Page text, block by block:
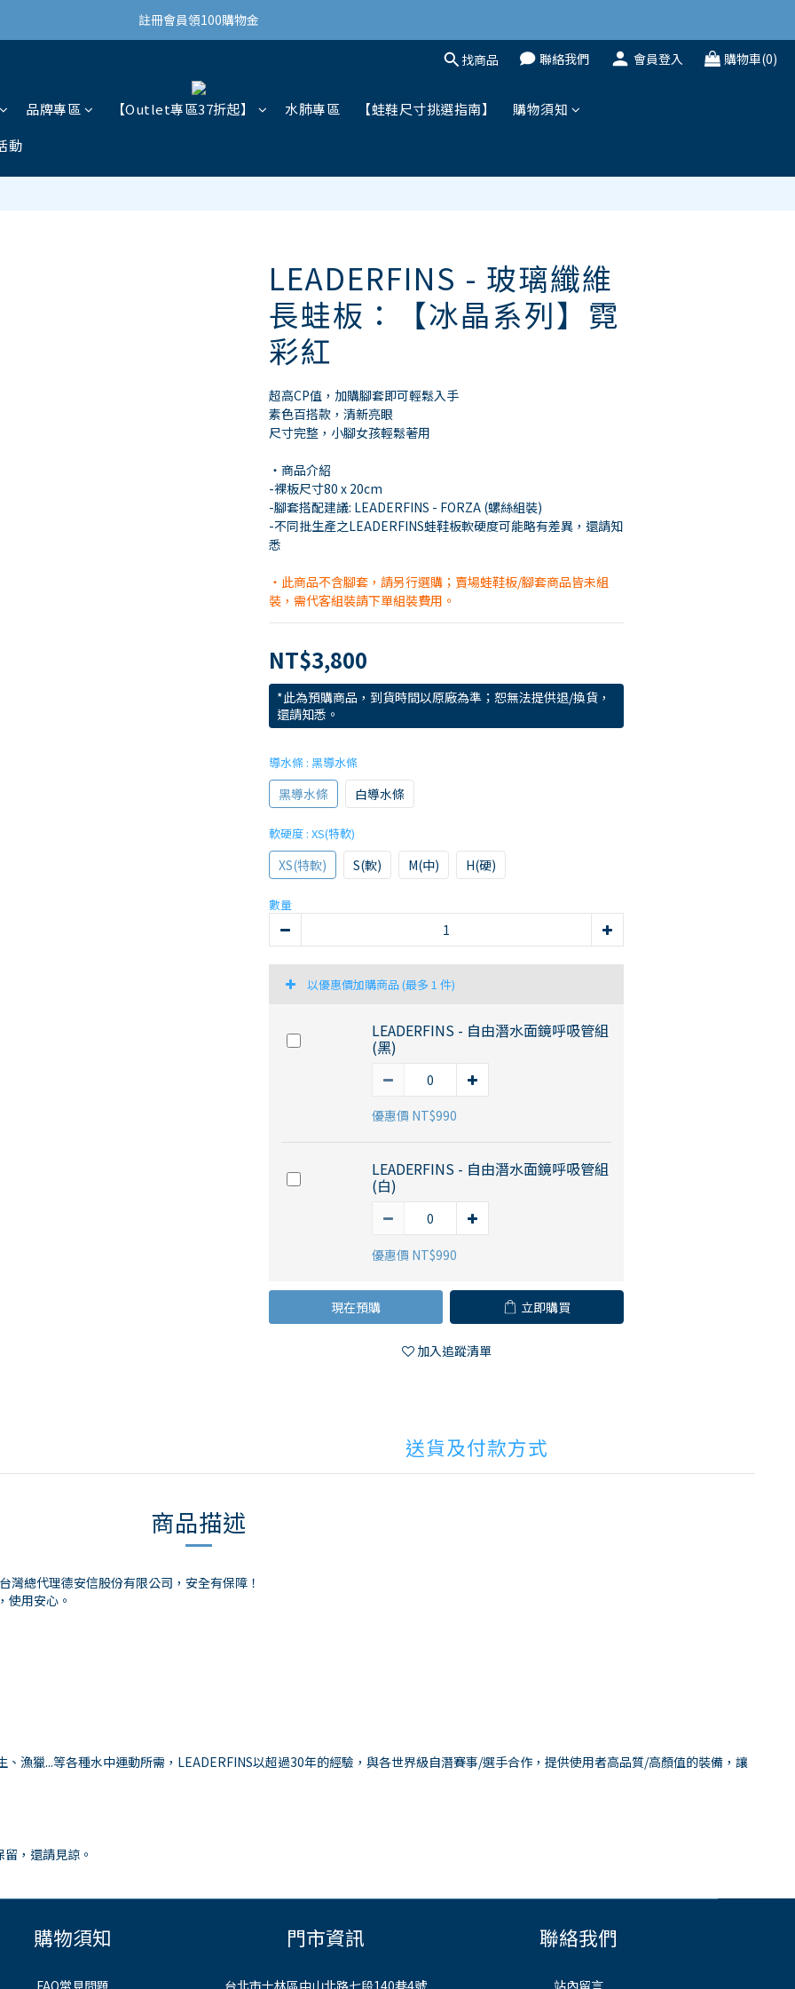
結帳滿3,000免運(限台灣)
註冊會員領100購物金
找商品 聯絡我們 會員登入 購物車(0)
品牌專區 【Outlet專區37折起】 水肺專區 【蛙鞋尺寸挑選指南】
購物須知
動
LEADERFINS - 玻璃纖維
長蛙板：【冰晶系列】霓
彩紅
超高CP值，加購腳套即可輕鬆入手
素色百搭款，清新亮眼
尺寸完整，小腳女孩輕鬆著用
・商品介紹
-裸板尺寸80 x 20cm
-腳套搭配建議: LEADERFINS - FORZA (螺絲組裝)
-不同批生產之LEADERFINS蛙鞋板軟硬度可能略有差異，還請知
悉
・此商品不含腳套，請另行選購；賣場蛙鞋板/腳套商品皆未組
裝，需代客組裝請下單組裝費用。
NT$3,800
*此為預購商品，到貨時間以原廠為準；恕無法提供退/換貨，
還請知悉。
導水條 : 黑導水條
黑導水條 白導水條
軟硬度 : XS(特軟)
XS(特軟) S(軟) M(中) H(硬)
數量
以優惠價加購商品(最多 1 件)
LEADERFINS - 自由潛水面鏡呼吸管組
(黑)
優惠價 NT$990
LEADERFINS - 自由潛水面鏡呼吸管組
(白)
優惠價 NT$990
現在預購 立即購買
加入追蹤清單
送貨及付款方式
商品描述
灣總代理德安信股份有限公司，安全有保障！
用安心。
漁獵...等各種水中運動所需，LEADERFINS以超過30年的經驗，與各世界級自潛賽事/選手合作，提供使用者高品質/高顏值的裝備，讓
，還請見諒。
立即購買
購物須知
FAQ常見問題
門市資訊
台北市士林區中山北路七段140巷4號
聯絡我們
站內留言